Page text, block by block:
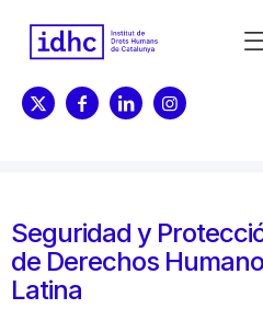
Seguridad y
de Derechos
Latina